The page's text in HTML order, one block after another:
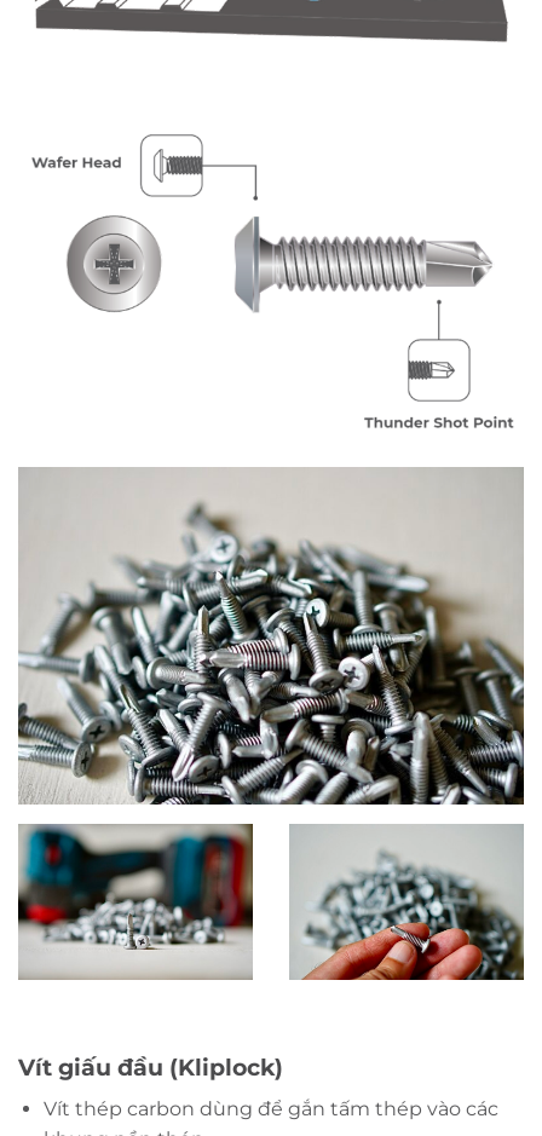
Vít giấu đầu (Kliplock)
Vít thép carbon dùng để gắn tấm thép vào các